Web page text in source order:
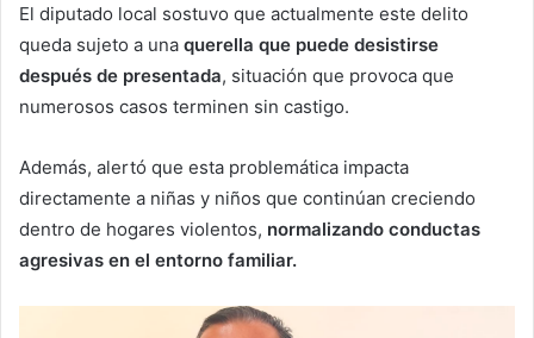
El diputado local sostuvo que actualmente este delito
queda sujeto a una querella que puede desistirse
después de presentada, situación que provoca que
numerosos casos terminen sin castigo.
Además, alertó que esta problemática impacta
directamente a niñas y niños que continúan creciendo
dentro de hogares violentos, normalizando conductas
agresivas en el entorno familiar.